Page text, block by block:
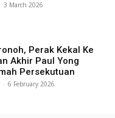
- 3 March 2026
Perak Kekal Ke
Akhir Paul Yong
Persekutuan
- 6 February 2026